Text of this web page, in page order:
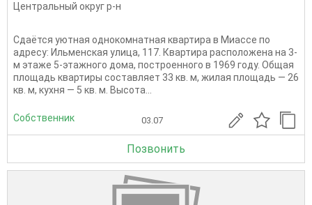
Центральный округ р-н
Сдаётся уютная однокомнатная квартира в Миассе по
адресу: Ильменская улица, 117. Квартира расположена на 3-
м этаже 5-этажного дома, построенного в 1969 году. Общая
площадь квартиры составляет 33 кв. м, жилая площадь — 26
кв. м, кухня — 5 кв. м. Высота...
Собственник 03.07
Позвонить